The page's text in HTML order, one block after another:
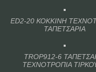
ED2-20 ΚΟΚΚΙΝΗ
ΤΑΠΕΤΣΑΡΙΑ
TROP912-6
ΤΕΧΝΟΤΡΟΠΙΑ